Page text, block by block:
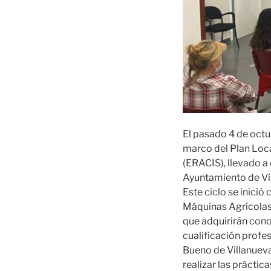
El pasado 4 de
marco del Plan
(ERACIS), llevado
Ayuntamiento de
Este ciclo se inició
Máquinas
que adquirirán
cualificación
Bueno de
realizar las